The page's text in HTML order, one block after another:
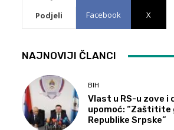
Podjeli Facebook X
NAJNOVIJI ČLANCI
BIH
Vlast u RS-u zove i
upomoć: “Zaštitite
Republike Srpske”